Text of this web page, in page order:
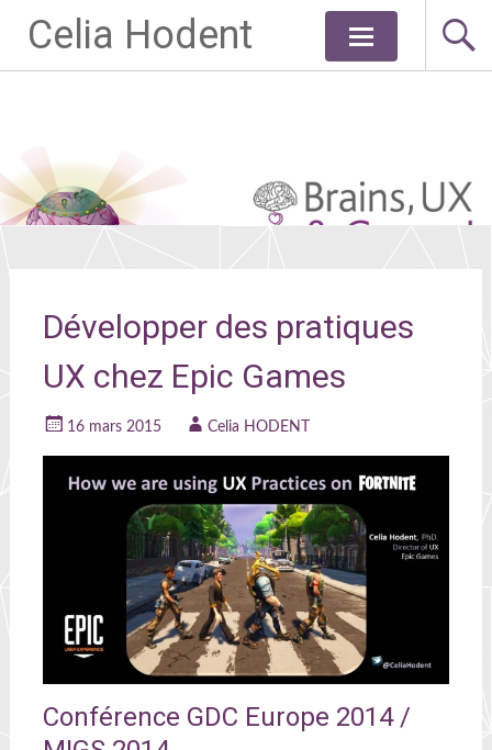
Celia Hodent
Aller
Développer des pratiques
UX chez Epic Games
16 mars 2015 Celia HODENT
Conférence GDC Europe 2014 /